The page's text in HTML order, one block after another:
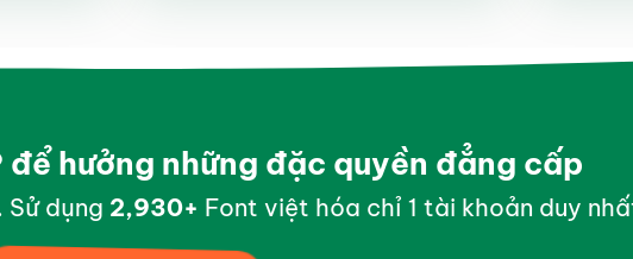
hưởng những đặc quyền đẳng cấp
dụng 2,998+ Font việt hóa chỉ 1 tài khoản duy